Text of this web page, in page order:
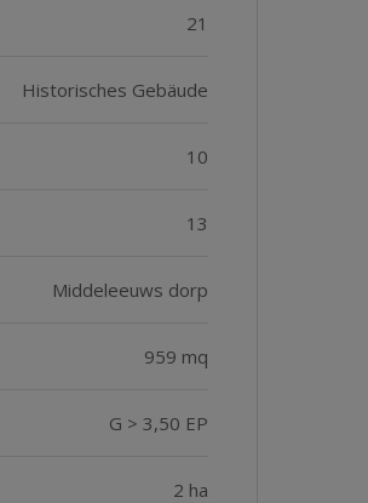
21
Historisches Gebäude
10
13
Middeleeuws dorp
959 mq
G > 3,50 EP
2 ha